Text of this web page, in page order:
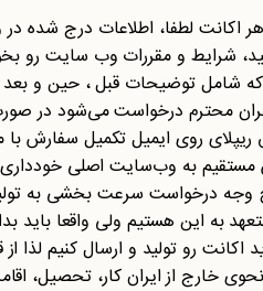
نوع محتوا
هر اکانت لطفا، اطلاعات درج
شرایط و مقررات وب سایت رو
که شامل توضیحات قبل ، حین و بعد
محترم درخواست می‌شود در
ریپلای روی ایمیل تکمیل سفارش با
مستقیم به وب‌سایت اصلی خودداری
وجه درخواست سرعت بخشی به
به این هستیم ولی واقعا باید
اکانت رو تولید و ارسال کنیم لذا
خارج از ایران کار، تحصیل،